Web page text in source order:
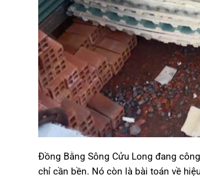
Đồng Bằng Sông Cửu Long đang
chỉ cần bền. Nó còn là bài toán về